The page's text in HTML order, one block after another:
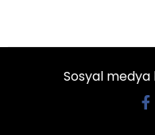
Sosyal medya